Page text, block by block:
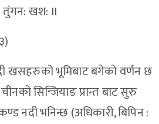
तुंगन: खश: II
खसहरुको भूमिबाट बगेको वर्णन छ
सिन्जियाङ प्रान्त बाट सुरु
नदी भनिन्छ (अधिकारी, बिपिन :